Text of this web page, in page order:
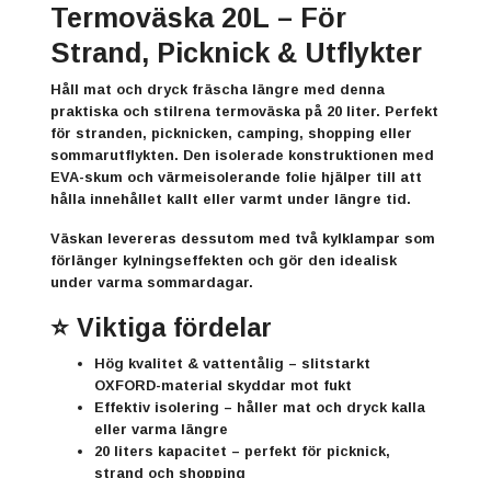
Termoväska 20L – För
Strand, Picknick & Utflykter
Håll mat och dryck fräscha längre med denna
praktiska och stilrena termoväska på 20 liter. Perfekt
för stranden, picknicken, camping, shopping eller
sommarutflykten. Den isolerade konstruktionen med
EVA-skum och värmeisolerande folie hjälper till att
hålla innehållet kallt eller varmt under längre tid.
Väskan levereras dessutom med två kylklampar som
förlänger kylningseffekten och gör den idealisk
under varma sommardagar.
⭐ Viktiga fördelar
Hög kvalitet & vattentålig – slitstarkt
OXFORD-material skyddar mot fukt
Effektiv isolering – håller mat och dryck kalla
eller varma längre
20 liters kapacitet – perfekt för picknick,
strand och shopping